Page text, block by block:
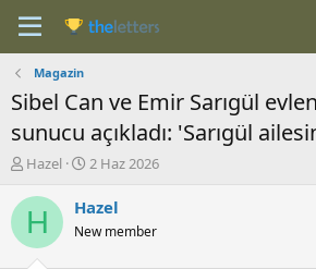
Magazin
Sibel Can ve Emir Sarıgül
sunucu açıkladı: 'Sarıgül
K
n
b
u
Hazel
B
ş
a
2 Haz 2026
H Hazel
New member